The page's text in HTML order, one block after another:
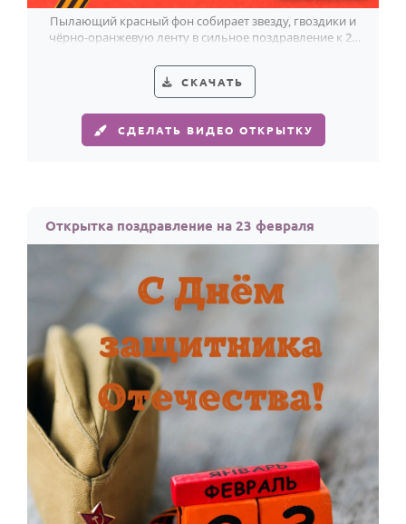
Пылающий красный фон собирает звезду, гвоздики и
чёрно-оранжевую ленту в сильное поздравление к 23
СКАЧАТЬ
СДЕЛАТЬ ВИДЕО ОТКРЫТКУ
Открытка поздравление на 23 февраля